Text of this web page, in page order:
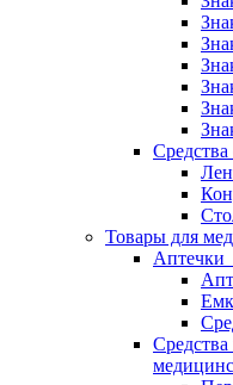
Товары для
Аптечки